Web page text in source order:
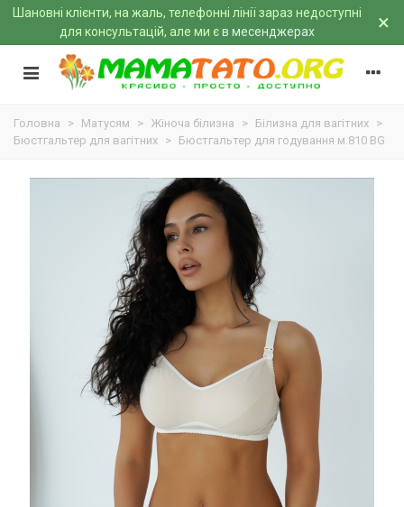
Шановні клієнти, на жаль, телефонні лінії зараз недоступні
для консультацій, але ми єв месенджерах ×
Головна > Матусям > Жіноча білизна > Білизна для вагітних >
Бюстгальтер для вагітних > Бюстгальтер для годування м.810 BG